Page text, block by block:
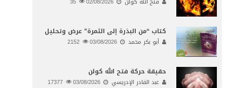
كتاب “من البذرة إلى الثمرة” عرض وتحليل
أبو بكر محمد 03/08/2026
حقيقة حركة فتح الله كولن
عبد القادر الإدريسي 03/08/2026